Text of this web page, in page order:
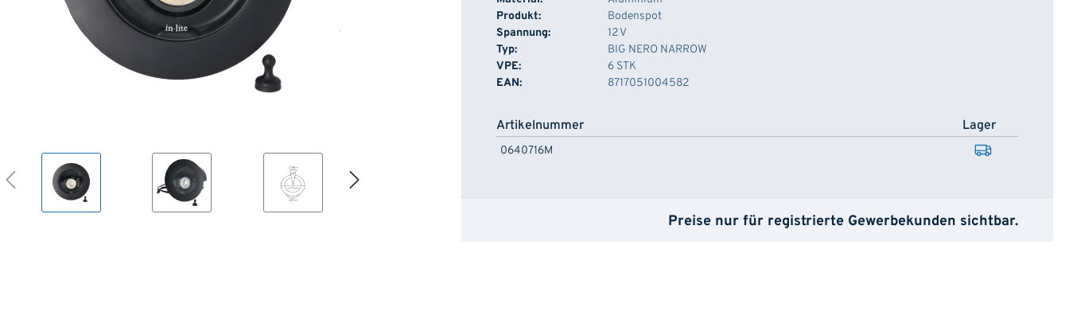
Produkt:
Bodenspot
Spannung:
12 V
Typ:
BIG NERO NARROW
VPE:
6 STK
EAN:
8717051004582
Artikelnummer Lager
0640716M
Preise nur für registrierte Gewerbekunden sichtbar.